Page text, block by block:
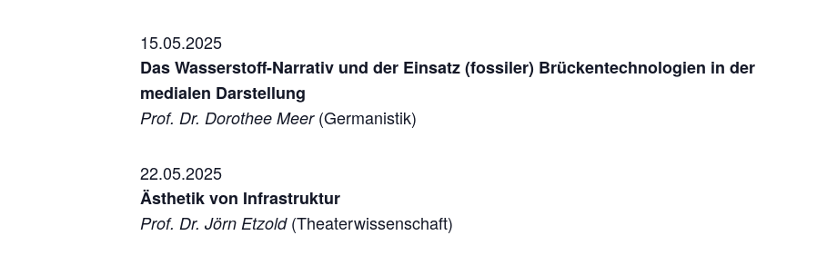
15.05.2025
Das Wasserstoff-Narrativ und der Einsatz (fossiler) Brückentechnologien in der
medialen Darstellung
Prof. Dr. Dorothee Meer(Germanistik)
22.05.2025
Ästhetik von Infrastruktur
Prof. Dr. Jörn Etzold(Theaterwissenschaft)